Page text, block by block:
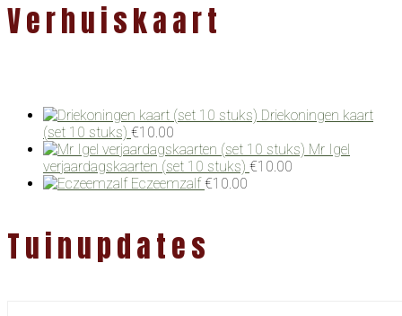
Verhuiskaart
Driekoningen kaart
(set 10 stuks) €10.00
Mr Igel
verjaardagskaarten (set 10 stuks) €10.00
Eczeemzalf €10.00
Tuinupdates